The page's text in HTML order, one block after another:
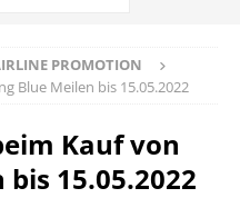
PROMOTION
Blue Meilen bis 15.05.2022
Kauf von
15.05.2022